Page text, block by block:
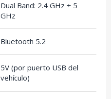
Dual Band: 2.4 GHz + 5
GHz
Bluetooth 5.2
5V (por puerto USB del
vehículo)